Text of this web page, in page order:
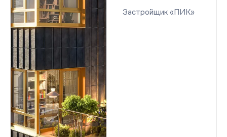
Застройщик «ПИК»